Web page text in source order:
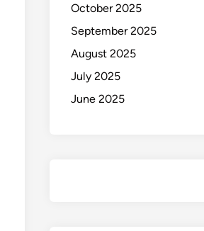
October 2025
September 2025
August 2025
July 2025
June 2025